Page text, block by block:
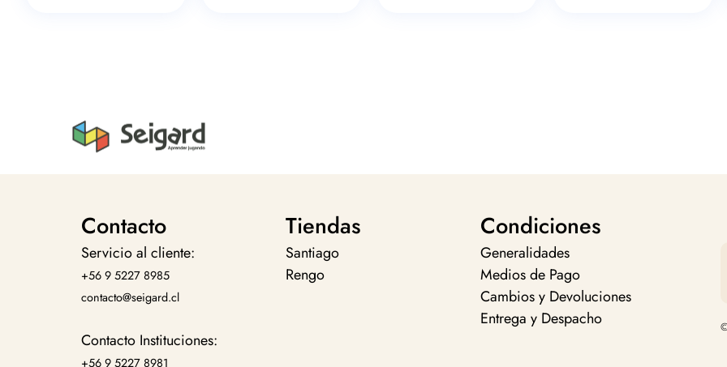
Contacto
Servicio al cliente:
+56 9 5227 8985
contacto@seigard.cl
Contacto Instituciones:
+56 9 5227 8981
Tiendas
Santiago
Rengo
Condiciones
Generalidades
Medios de Pago
Cambios y Devoluciones
Entrega y Despacho